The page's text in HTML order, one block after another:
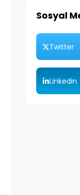
Sosyal
Twitter
Linkedin